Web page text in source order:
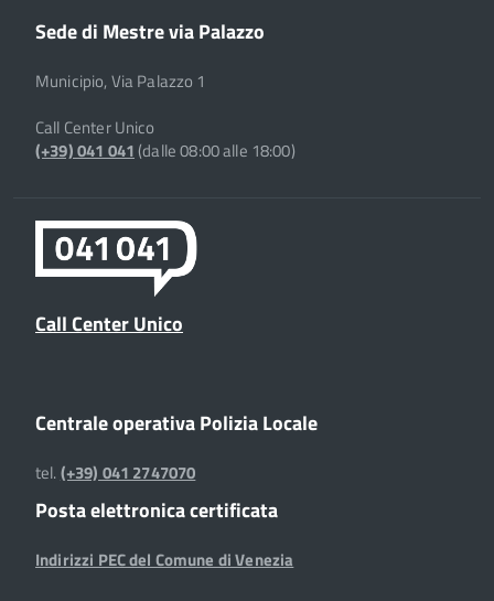
Sede di Mestre via Palazzo
Municipio, Via Palazzo 1
Call Center Unico
(+39) 041 041(dalle 08:00 alle 18:00)
Call Center Unico
Centrale operativa Polizia Locale
tel.(+39) 041 2747070
Posta elettronica certificata
Indirizzi PEC del Comune di Venezia